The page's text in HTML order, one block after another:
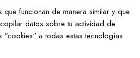
que funcionan de manera similar y que
datos sobre tu actividad de
"cookies" a todas estas tecnologías